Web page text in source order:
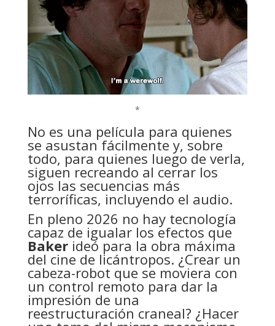
*
No es una película para quienes
se asustan fácilmente y, sobre
todo, para quienes luego de verla,
siguen recreando al cerrar los
ojos las secuencias más
terroríficas, incluyendo el audio.
En pleno 2026 no hay tecnología
capaz de igualar los efectos que
Bakerideó para la obra máxima
del cine de licántropos. ¿Crear un
cabeza-robot que se moviera con
un control remoto para dar la
impresión de una
reestructuración craneal? ¿Hacer